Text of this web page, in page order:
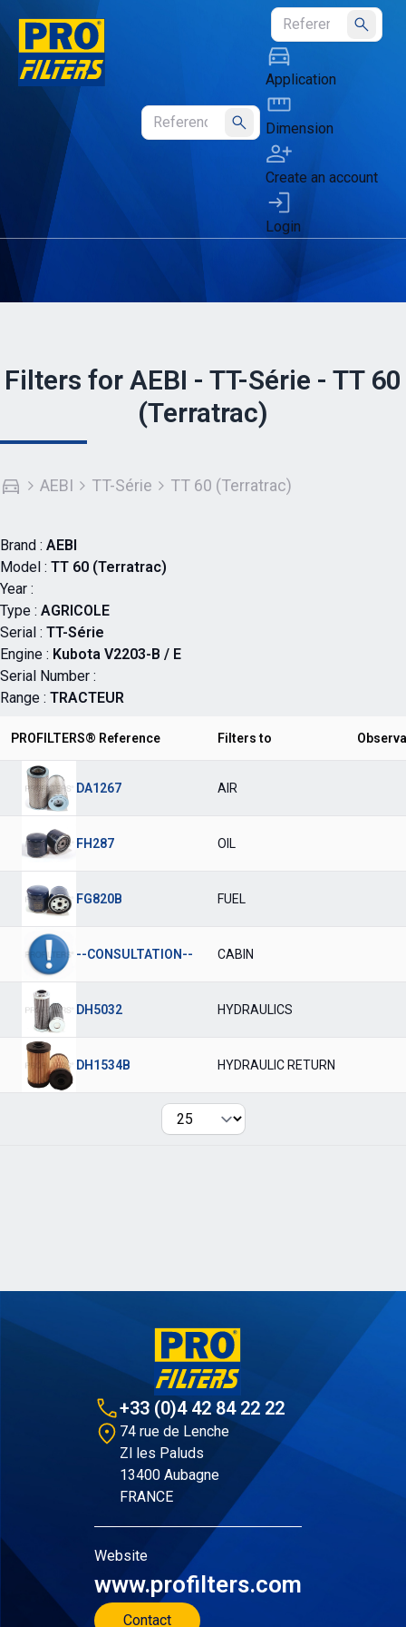
Submit
Submit
Application
Dimension
Create an account
Login
Filters for AEBI - TT-Série - TT 60
(Terratrac)
AEBI TT-Série TT 60 (Terratrac)
Brand : AEBI
Model : TT 60 (Terratrac)
Year :
Type : AGRICOLE
Serial : TT-Série
Engine : Kubota V2203-B / E
Serial Number :
Range : TRACTEUR
PROFILTERS® Reference Filters to
DA1267 AIR
FH287 OIL
FG820B FUEL
--CONSULTATION-- CABIN
DH5032 HYDRAULICS
DH1534B HYDRAULIC RETURN
+33 (0)4 42 84 22 22
74 rue de Lenche
Zl les Paluds
13400 Aubagne
FRANCE
Website
www.profilters.com
Contact